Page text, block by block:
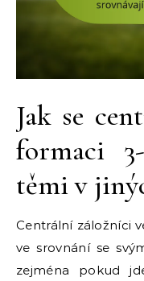
Jak se
formaci
těmi v
Centrální záložníci
ve srovnání se
zejména pokud